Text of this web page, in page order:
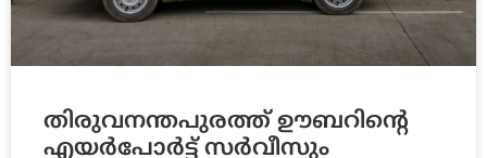
തിരുവനന്തപുരത്ത് ഊബറിന്‍റെ
എയര്‍പോര്‍ട്ട് സര്‍വീസും